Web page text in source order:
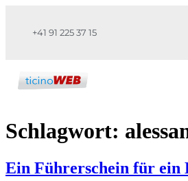
+41 91 225 37 15
Schlagwort:
Ein Führerschein für ein